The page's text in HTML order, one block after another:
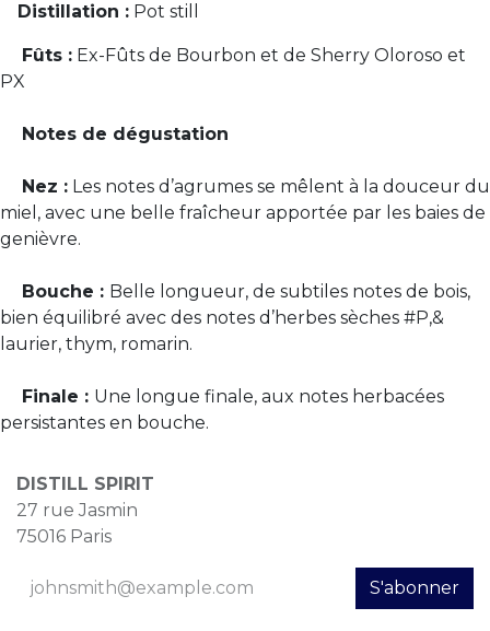
Distillation : Pot still
Fûts : Ex-Fûts de Bourbon et de Sherry Oloroso et
PX
Notes de dégustation
Nez : Les notes d’agrumes se mêlent à la douceur du
miel, avec une belle fraîcheur apportée par les baies de
genièvre.
Bouche : Belle longueur, de subtiles notes de bois,
bien équilibré avec des notes d’herbes sèches #P,&
laurier, thym, romarin.
Finale : Une longue finale, aux notes herbacées
persistantes en bouche.
DISTILL SPIRIT
27 rue Jasmin
75016 Paris
S'abonner